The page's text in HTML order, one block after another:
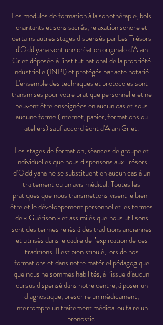
Les modules de formation à la sonothérapie, bols
chantants et sons sacrés, relaxation sonore et
certains autres stages dispensés par Les Trésors
d'Oddiyana sont une création originale d'Alain
Griet déposée à l'institut national de la propriété
industrielle (INPI) et protégés par acte notarié.
L'ensemble des techniques et protocoles sont
transmises pour votre pratique personnelle et ne
peuvent être enseignées en aucun cas et sous
aucune forme (internet, papier, formations ou
ateliers) sauf accord écrit d'Alain Griet.
Les stages de formation, séances de groupe et
individuelles que nous dispensons aux Trésors
d’Oddiyana ne se substituent en aucun cas à un
traitement ou un avis médical. Toutes les
pratiques que nous transmettons visent le bien-
être et le développement personnel et les termes
de « Guérison » et assimilés que nous utilisons
sont des termes reliés à des traditions anciennes
et utilisés dans le cadre de l’explication de ces
traditions. Il est bien stipulé, lors de nos
formations et dans notre matériel pédagogique
que nous ne sommes habilités, à l’issue d’aucun
cursus dispensé dans notre centre, à poser un
diagnostique, prescrire un médicament,
interrompre un traitement médical ou faire un
pronostic.